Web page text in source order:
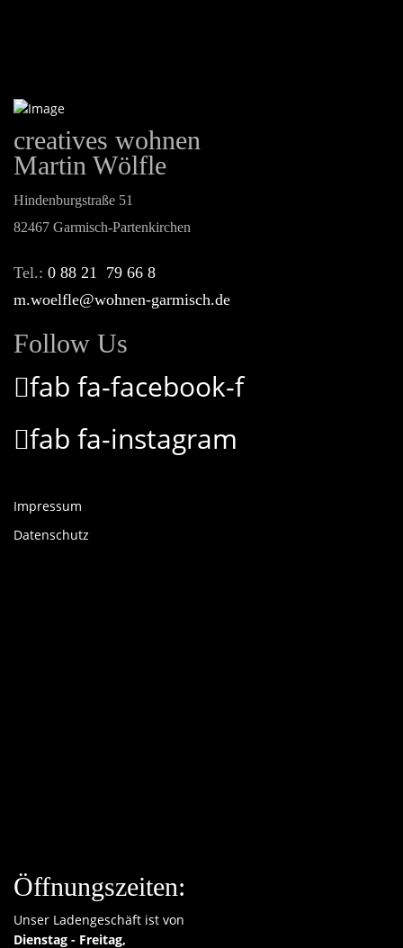
creatives wohnen
Martin Wölfle
Hindenburgstraße 51
82467 Garmisch-Partenkirchen
Tel.: 0 88 21 79 66 8
m.woelfle@wohnen-garmisch.de
Follow Us
fab fa-facebook-f
fab fa-instagram
Impressum
Datenschutz
Öffnungszeiten:
Unser Ladengeschäft ist von
Dienstag - Freitag,